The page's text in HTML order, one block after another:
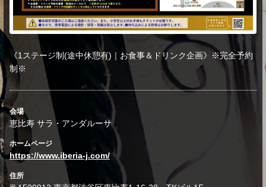
《1ステージ制(途中休憩有)｜お食事＆ドリンク企画》※完全予約
制※
会場
恵比寿 サラ・アンダルーサ
ホームページ
https://www.iberia-j.com/
住所